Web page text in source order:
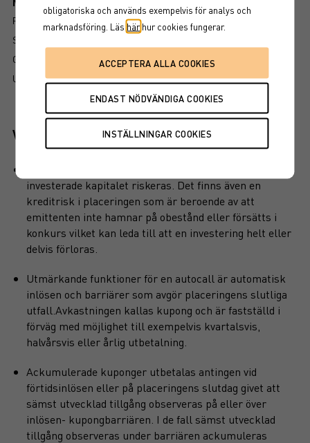
RISK
SÅ LÄSER DU FAKTABLADET
GRUNDPROSPEKT
UTSKRIFT
Viktiga egenskaper
investerade kapitalet riskeras. Det finns även en
kreditrisk i placeringen som är beroende av att
emittenten inte hamnar på obestånd eller försätts i
konkurs vilket kan leda till att en investering helt eller
delvis förloras.
Utmärkande funktioner för en autocall är automatisk
inlösen och barriärer som avgör placeringens slutliga
utfall.Avkastningen kallas kupong och är fastställd i
förväg med möjlighet till exempelvis kvartalsvis,
halvårsvis eller årlig utbetalning.
Ackumulerade kuponger utbetalas antingen vid
förtidsinlösen eller på placeringens slutdag givet att
sämst utvecklad tillgång observeras på eller över
inlösen- kupongbarriären. I de fall sämst utvecklad
tillgång observeras under barriären ackumuleras
obligatoriska och används exempelvis för analys och
marknadsföring. Läs här hur cookies fungerar.